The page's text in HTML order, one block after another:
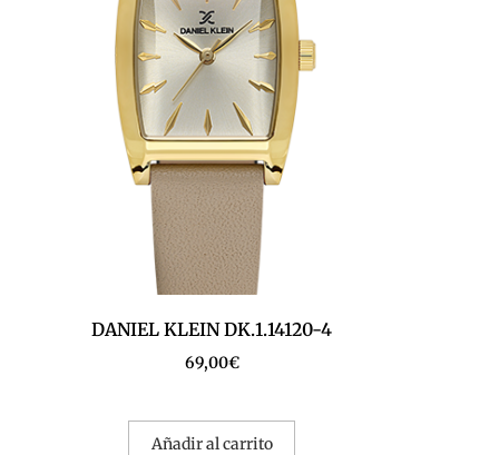
DANIEL KLEIN DK.1.14120-4
69,00€
Añadir al carrito